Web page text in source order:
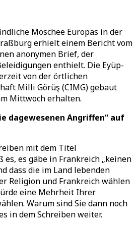
Moschee Europas in der
erhielt einem Bericht vom
anonymen Brief, der
enthielt. Die Eyüp-
von der örtlichen
Milli Görüş (CIMG) gebaut
Mittwoch erhalten.
dagewesenen Angriffen“ auf
mit dem Titel
es, es gäbe in Frankreich „keinen
dass die im Land lebenden
Religion und Frankreich wählen
eine Mehrheit Ihrer
Warum sind Sie dann noch
in dem Schreiben weiter.